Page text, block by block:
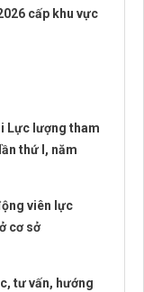
cấp khu vực
Lực lượng tham
thứ I, năm
viên lực
cơ sở
tư vấn, hướng